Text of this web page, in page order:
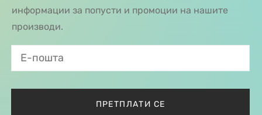
информации за попусти и промоции на нашите
производи.